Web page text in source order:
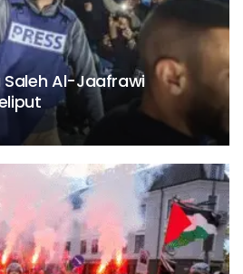
Saleh Al-Jaafrawi